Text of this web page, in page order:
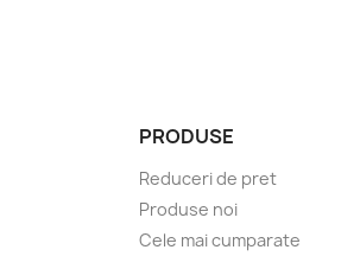
PRODUSE
Reduceri de pret
Produse noi
Cele mai cumparate